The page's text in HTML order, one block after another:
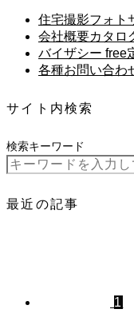
住宅撮影フォト
会社概要カタロ
バイザシー free
各種お問い合わ
サイト内検索
検索キーワード
最近の記事
1